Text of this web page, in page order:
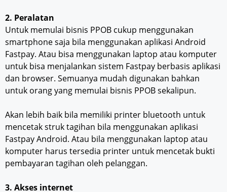
2. Peralatan
Untuk memulai bisnis PPOB cukup menggunakan
smartphone saja bila menggunakan aplikasi Android
Fastpay. Atau bisa menggunakan laptop atau komputer
untuk bisa menjalankan sistem Fastpay berbasis aplikasi
dan browser. Semuanya mudah digunakan bahkan
untuk orang yang memulai bisnis PPOB sekalipun.
Akan lebih baik bila memiliki printer bluetooth untuk
mencetak struk tagihan bila menggunakan aplikasi
Fastpay Android. Atau bila menggunakan laptop atau
komputer harus tersedia printer untuk mencetak bukti
pembayaran tagihan oleh pelanggan.
3. Akses internet